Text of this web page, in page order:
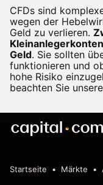
CFDs sind
wegen der
Geld zu verlieren.
Geld. Sie sollten
funktionieren und
hohe Risiko
beachten Sie unsere
Startseite Märkte